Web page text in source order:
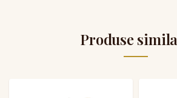
Produse